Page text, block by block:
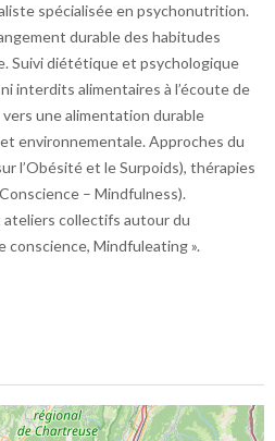
spécialisée en psychonutrition.
durable des habitudes
Suivi diététique et psychologique
interdits alimentaires à l’écoute de
une alimentation durable
environnementale. Approches du
l’Obésité et le Surpoids), thérapies
– Mindfulness).
collectifs autour du
conscience, Mindfuleating ».